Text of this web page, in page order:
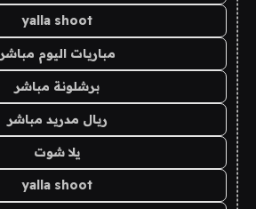
yalla shoot
مباريات اليوم مباشر
برشلونة مباشر
ريال مدريد مباشر
يلا شوت
yalla shoot